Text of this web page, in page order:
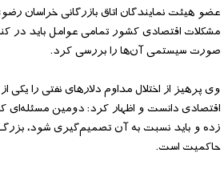
عضو هیئت نمایندگان اتاق بازرگانی خراسان
مشکلات اقتصادی کشور تمامی عوامل باید در
صورت سیستمی آن‌ها را بررسی کرد.
وی پرهیز از اختلال مداوم دلارهای نفتی را یکی
اقتصادی دانست و اظهار کرد: دومین مسئله‌ای
زده و باید نسبت به آن تصمیم‌گیری شود،
حاکمیت است.